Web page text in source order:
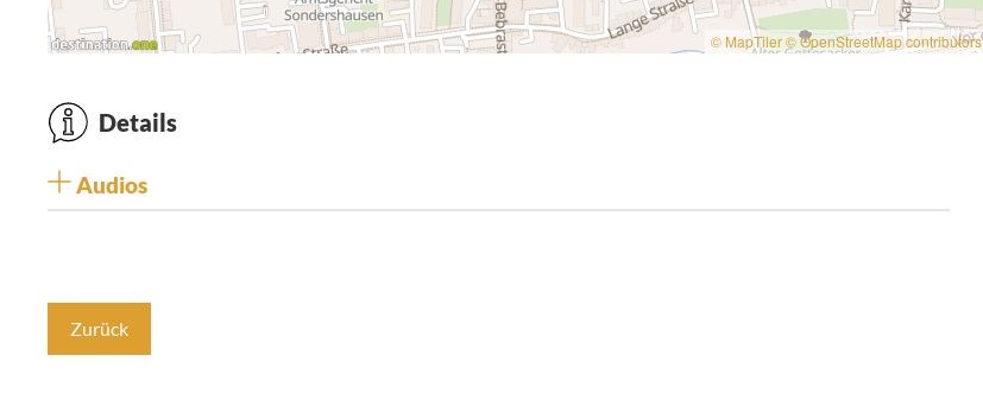
© MapTiler © OpenStreetMap contributors
Details
Audios
Zurück